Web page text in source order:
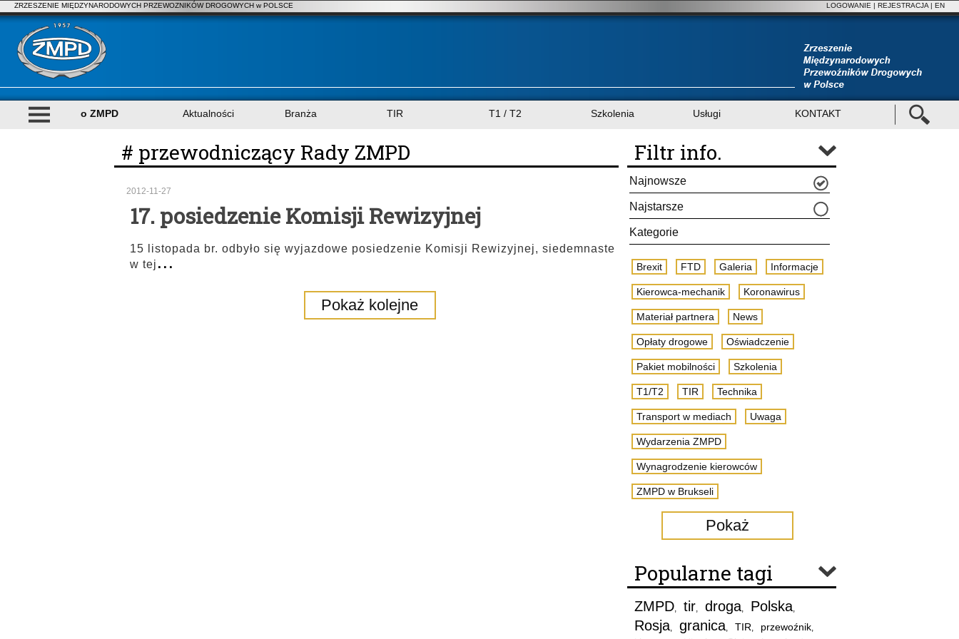
ZRZESZENIE MIĘDZYNARODOWYCH PRZEWOZNIKÓW DROGOWYCH w POLSCE LOGOWANIE | REJESTRACJA | EN
o ZMPD Aktualności Branża TIR T1 / T2 Szkolenia Usługi KONTAKT
# przewodniczący Rady ZMPD
2012-11-27
17. posiedzenie Komisji Rewizyjnej
15 listopada br. odbyło się wyjazdowe posiedzenie Komisji Rewizyjnej, siedemnaste
w tej...
Pokaż kolejne
Filtr info.
Najnowsze
Najstarsze
Kategorie
Brexit FTD Galeria Informacje
Kierowca-mechanik Koronawirus
Materiał partnera News
Opłaty drogowe Oświadczenie
Pakiet mobilności Szkolenia
T1/T2 TIR Technika
Transport w mediach Uwaga
Wydarzenia ZMPD
Wynagrodzenie kierowców
ZMPD w Brukseli
Pokaż
Popularne tagi
ZMPD, tir, droga, Polska,
Rosja, granica, TIR, przewoźnik,